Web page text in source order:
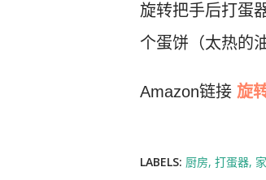
旋转把手后打蛋
个蛋饼（太热的
Amazon链接 旋
LABELS: 厨房 打蛋器